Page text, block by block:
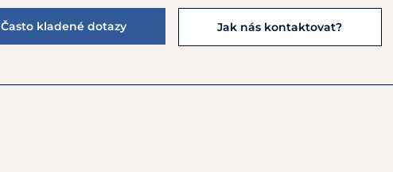
Často kladené dotazy Jak nás kontaktovat?